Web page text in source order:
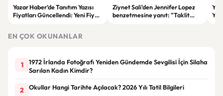
Yazar Haber’de Tanıtım Yazısı
Fiyatları Güncellendi: Yeni Fiyat
Ziynet Sali'den Jennifer Lopez
benzetmesine yanıt: "Taklit
EN ÇOK OKUNANLAR
1
1972 İrlanda Fotoğrafı Yeniden Gündemde Sevgilisi İçin Silaha
Sarılan Kadın Kimdir?
2 Okullar Hangi Tarihte Açılacak? 2026 Yılı Tatil Bilgileri